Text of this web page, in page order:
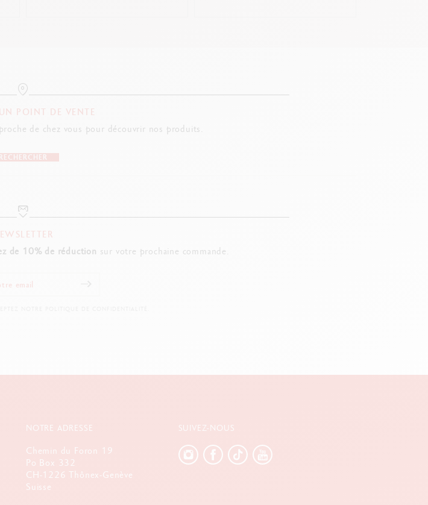
POINT DE VENTE
de chez vous pour découvrir nos produits.
RECHERCHER
de 10% de réduction sur votre prochaine commande.
NOTRE ADRESSE
Chemin du Foron 19
Po Box 332
CH-1226 Thônex-Genève
Suisse
SUIVEZ-NOUS